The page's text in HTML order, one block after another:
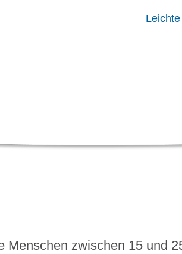
Menschen zwischen 15 und